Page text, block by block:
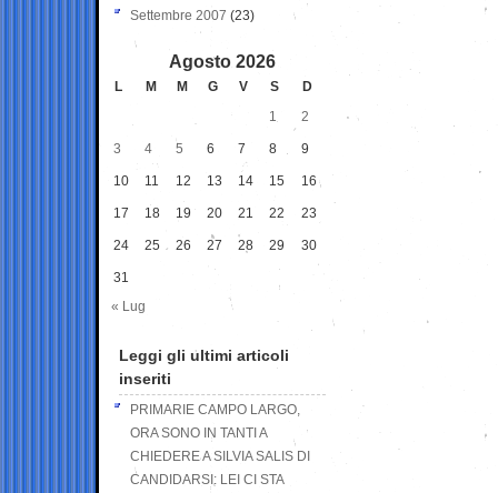
Settembre 2007 (23)
Agosto 2026
L M M G V S
D
1
2
3 4 5 6 7 8 9
10 11 12 13 14 15 16
17 18 19 20 21 22 23
24 25 26 27 28 29 30
31
« Lug
Leggi gli ultimi articoli
inseriti
PRIMARIE CAMPO LARGO,
ORA SONO IN TANTI A
CHIEDERE A SILVIA SALIS DI
CANDIDARSI: LEI CI STA